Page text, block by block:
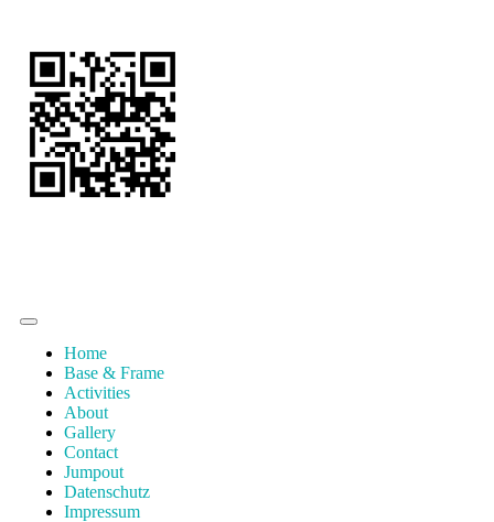
Home
Base & Frame
Activities
About
Gallery
Contact
Jumpout
Datenschutz
Impressum